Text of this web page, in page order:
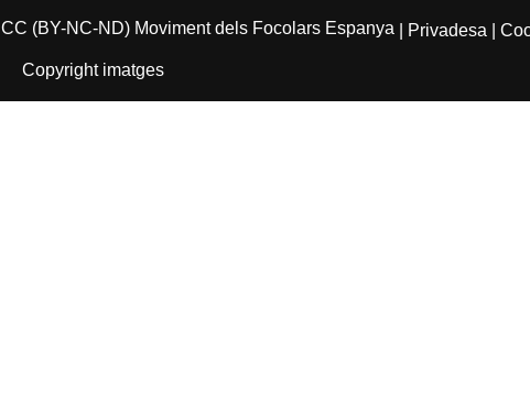
CC (BY-NC-ND) Moviment dels Focolars Espanya | Privadesa |
Copyright imatges